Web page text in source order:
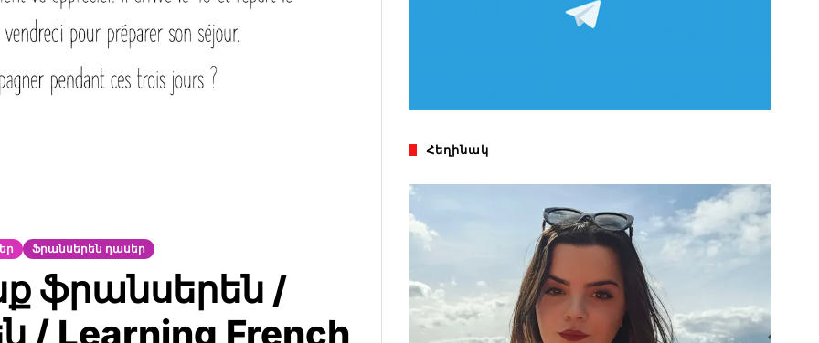
Ֆրանսերեն դասեր
ֆրանսերեն /
/ Learning French
Հեղինակ